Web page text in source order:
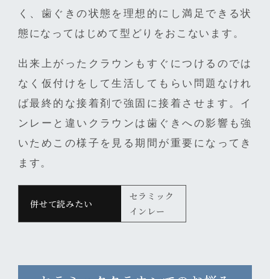
く、歯ぐきの状態を理想的にし満足できる状
態になってはじめて型どりをおこないます。
出来上がったクラウンもすぐにつけるのでは
なく仮付けをして生活してもらい問題なけれ
ば最終的な接着剤で強固に接着させます。イ
ンレーと違いクラウンは歯ぐきへの影響も強
いためこの様子を見る期間が重要になってき
ます。
セラミック
インレー